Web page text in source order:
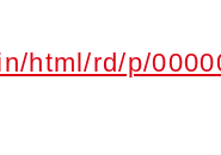
html/rd/p/